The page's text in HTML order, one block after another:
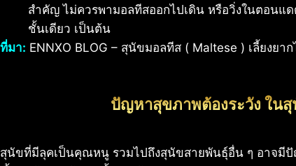
สำคัญ ไม่ควรพามอลทีสออกไปเดิน หรือวิ่งในตอนแ
ชั้นเดียว เป็นต้น
ที่มา: ENNXO BLOG – สุนัขมอลทีส ( Maltese ) เลี้ยงยา
ปัญหาสุขภาพต้องระวัง ใน
สุนัขที่มีลุคเป็นคุณหนู รวมไปถึงสุนัขสายพันธุ์อื่น ๆ อาจมี